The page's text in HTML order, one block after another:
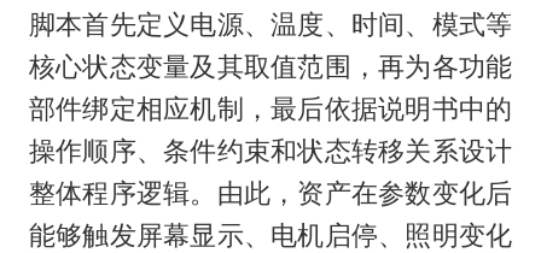
脚本首先定义电源、温度、时间、模式等
核心状态变量及其取值范围，再为各功能
部件绑定相应机制，最后依据说明书中的
操作顺序、条件约束和状态转移关系设计
整体程序逻辑。由此，资产在参数变化后
能够触发屏幕显示、电机启停、照明变化